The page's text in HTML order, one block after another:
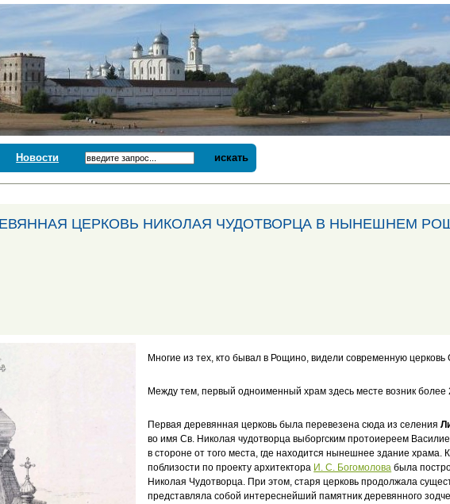
Новости искать
ЦЕРКОВЬ НИКОЛАЯ ЧУДОТВОРЦА В НЫНЕШНЕМ
Многие из тех, кто бывал в Рощино, видели современную
Между тем, первый одноименный храм здесь месте возник более
Первая деревянная церковь была перевезена сюда из селения
во имя Св. Николая чудотворца выборгским протоиереем
в стороне от того места, где находится нынешнее здание храма.
поблизости по проекту архитектора И. С. Богомолова была
Николая Чудотворца. При этом, старя церковь продолжала
представляла собой интереснейший памятник деревянного